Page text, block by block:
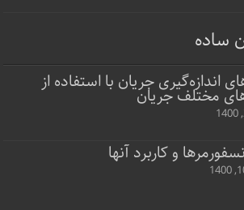
ساده
اندازه‌گیری جریان با استفاده از
مختلف جریان
و کاربرد آنها